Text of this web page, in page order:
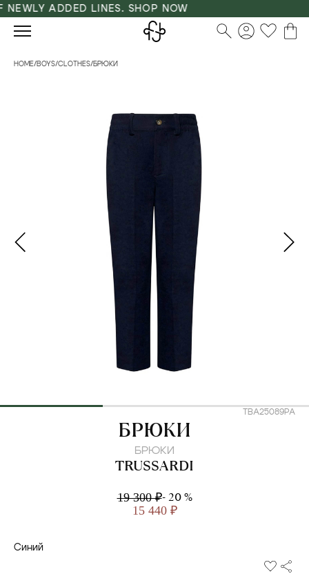
ADDED LINES. SHOP NOW
HOME/BOYS/CLOTHES/БРЮКИ
TBA25089PA
TRUSSARDI
БРЮКИ
БРЮКИ
TRUSSARDI
19 300 ₽- 20 %
15 440 ₽
Синий